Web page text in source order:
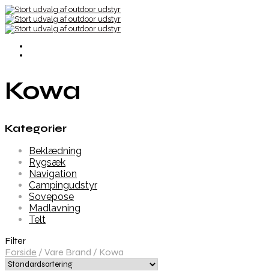
Kowa
Kategorier
Beklædning
Rygsæk
Navigation
Campingudstyr
Sovepose
Madlavning
Telt
Filter
Forside / Vare Brand / Kowa